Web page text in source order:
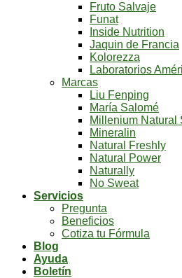
Fruto Salvaje
Funat
Inside Nutrition
Jaquin de Francia
Kolorezza
Laboratorios
Marcas
Liu Fenping
María Salomé
Millenium Natural
Mineralin
Natural Freshly
Natural Power
Naturally
No Sweat
Servicios
Pregunta
Beneficios
Cotiza tu Fórmula
Blog
Ayuda
Boletín